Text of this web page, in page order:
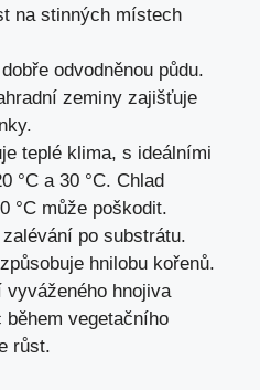
na stinných místech
odvodněnou půdu.
zeminy zajišťuje
teplé klima, s ideálními
°C a 30 °C. Chlad
°C může poškodit.
po substrátu.
hnilobu kořenů.
vyváženého hnojiva
během vegetačního
růst.